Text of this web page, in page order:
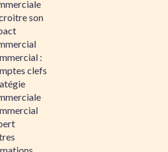
son
:
clefs